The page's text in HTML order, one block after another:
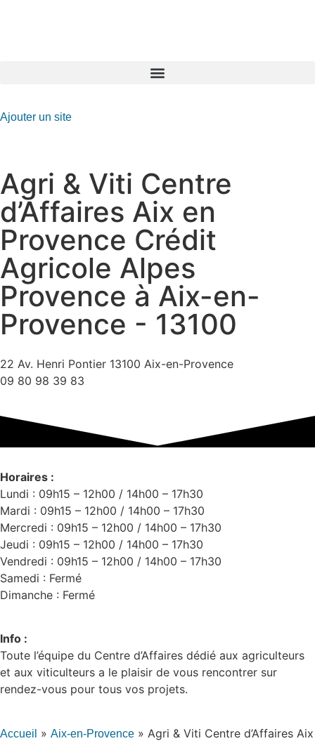
Ajouter un site
Agri & Viti Centre
d’Affaires Aix en
Provence Crédit
Agricole Alpes
Provence à Aix-en-
Provence - 13100
22 Av. Henri Pontier 13100 Aix-en-Provence
09 80 98 39 83
Horaires :
Lundi : 09h15 – 12h00 / 14h00 – 17h30
Mardi : 09h15 – 12h00 / 14h00 – 17h30
Mercredi : 09h15 – 12h00 / 14h00 – 17h30
Jeudi : 09h15 – 12h00 / 14h00 – 17h30
Vendredi : 09h15 – 12h00 / 14h00 – 17h30
Samedi : Fermé
Dimanche : Fermé
Info :
Toute l’équipe du Centre d’Affaires dédié aux agriculteurs
et aux viticulteurs a le plaisir de vous rencontrer sur
rendez-vous pour tous vos projets.
Accueil » Aix-en-Provence » Agri & Viti Centre d’Affaires Aix